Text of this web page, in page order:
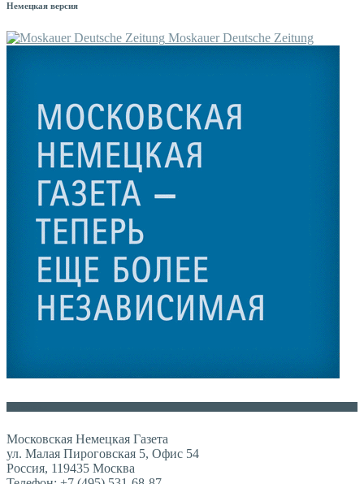
Немецкая версия
Moskauer Deutsche Zeitung
Московская Немецкая Газета
ул. Малая Пироговская 5, Офис 54
Россия, 119435 Москва